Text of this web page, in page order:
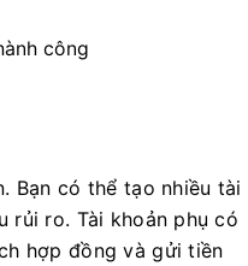
công
Bạn có thể tạo nhiều tài
rủi ro. Tài khoản phụ có
hợp đồng và gửi tiền